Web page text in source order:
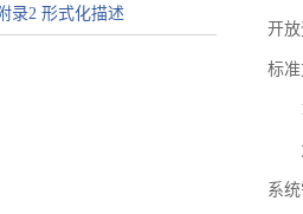
录2 形式化描述
开
标准
系